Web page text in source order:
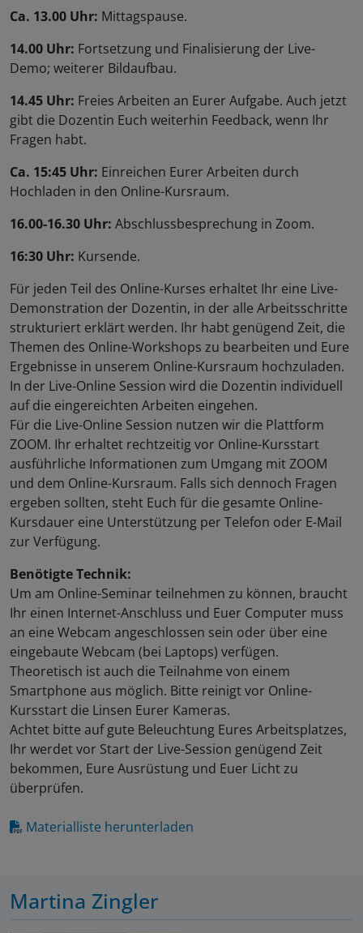
Ca. 13.00 Uhr: Mittagspause.
14.00 Uhr: Fortsetzung und Finalisierung der Live-
Demo; weiterer Bildaufbau.
14.45 Uhr: Freies Arbeiten an Eurer Aufgabe. Auch jetzt
gibt die Dozentin Euch weiterhin Feedback, wenn Ihr
Fragen habt.
Ca. 15:45 Uhr: Einreichen Eurer Arbeiten durch
Hochladen in den Online-Kursraum.
16.00-16.30 Uhr: Abschlussbesprechung in Zoom.
16:30 Uhr: Kursende.
Für jeden Teil des Online-Kurses erhaltet Ihr eine Live-
Demonstration der Dozentin, in der alle Arbeitsschritte
strukturiert erklärt werden. Ihr habt genügend Zeit, die
Themen des Online-Workshops zu bearbeiten und Eure
Ergebnisse in unserem Online-Kursraum hochzuladen.
In der Live-Online Session wird die Dozentin individuell
auf die eingereichten Arbeiten eingehen.
Für die Live-Online Session nutzen wir die Plattform
ZOOM. Ihr erhaltet rechtzeitig vor Online-Kursstart
ausführliche Informationen zum Umgang mit ZOOM
und dem Online-Kursraum. Falls sich dennoch Fragen
ergeben sollten, steht Euch für die gesamte Online-
Kursdauer eine Unterstützung per Telefon oder E-Mail
zur Verfügung.
Benötigte Technik:
Um am Online-Seminar teilnehmen zu können, braucht
Ihr einen Internet-Anschluss und Euer Computer muss
an eine Webcam angeschlossen sein oder über eine
eingebaute Webcam (bei Laptops) verfügen.
Theoretisch ist auch die Teilnahme von einem
Smartphone aus möglich. Bitte reinigt vor Online-
Kursstart die Linsen Eurer Kameras.
Achtet bitte auf gute Beleuchtung Eures Arbeitsplatzes,
Ihr werdet vor Start der Live-Session genügend Zeit
bekommen, Eure Ausrüstung und Euer Licht zu
überprüfen.
Materialliste herunterladen
Martina Zingler